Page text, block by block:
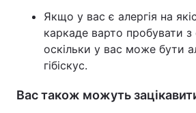
Якщо у вас є алергія на
каркаде варто пробувати
оскільки у вас може бути
гібіскус.
Вас також можуть